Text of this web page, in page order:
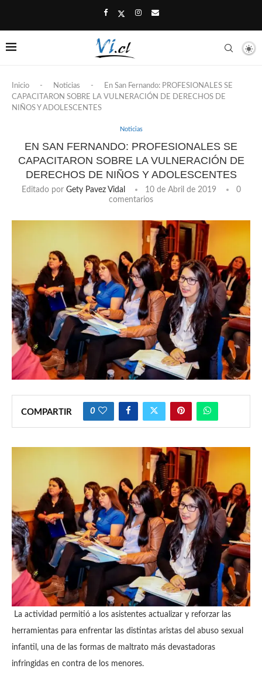
Inicio - Noticias -
En San Fernando: PROFESIONALES SE
CAPACITARON SOBRE LA VULNERACIÓN DE DERECHOS DE
NIÑOS Y ADOLESCENTES
Noticias
EN SAN FERNANDO: PROFESIONALES SE
CAPACITARON SOBRE LA VULNERACIÓN DE
DERECHOS DE NIÑOS Y ADOLESCENTES
Editado por Gety Pavez Vidal 10 de Abril de 2019
0
comentarios
COMPARTIR 0
La actividad permitió a los asistentes actualizar y reforzar las
herramientas para enfrentar las distintas aristas del abuso sexual
infantil, una de las formas de maltrato más devastadoras
infringidas en contra de los menores.